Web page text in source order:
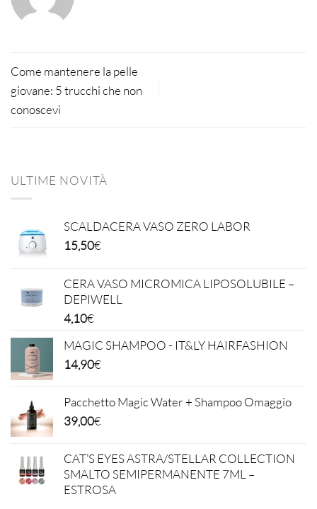
Come mantenere la pelle
giovane: 5 trucchi che non
conoscevi
ULTIME NOVITÀ
SCALDACERA VASO ZERO LABOR
15,50€
CERA VASO MICROMICA LIPOSOLUBILE –
DEPIWELL
4,10€
MAGIC SHAMPOO - IT&LY HAIRFASHION
14,90€
Pacchetto Magic Water + Shampoo Omaggio
39,00€
CAT’S EYES ASTRA/STELLAR COLLECTION
SMALTO SEMIPERMANENTE 7ML –
ESTROSA